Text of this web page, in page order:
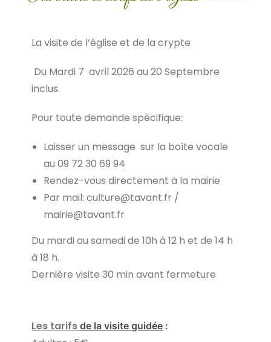
La visite de l’église et de la crypte
Du Mardi 7 avril 2026 au 20 Septembre
inclus.
Pour toute demande spécifique:
Laisser un message sur la boîte vocale
au 09 72 30 69 94
Rendez-vous directement à la mairie
Par mail: culture@tavant.fr /
mairie@tavant.fr
Du mardi au samedi de 10h à 12 h et de 14 h
à 18 h.
Dernière visite 30 min avant fermeture
Les tarifsde la visite guidée :